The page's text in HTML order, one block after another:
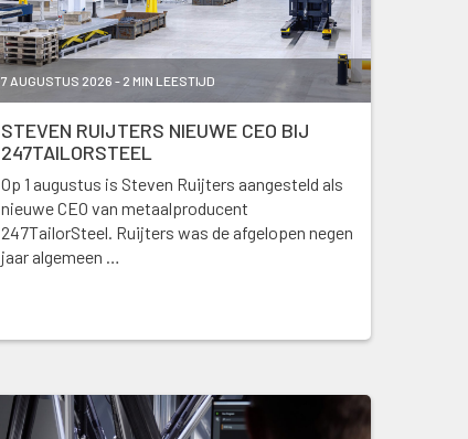
7 AUGUSTUS 2026 - 2 MIN LEESTIJD
STEVEN RUIJTERS NIEUWE CEO BIJ
247TAILORSTEEL
Op 1 augustus is Steven Ruijters aangesteld als
nieuwe CEO van metaalproducent
247TailorSteel. Ruijters was de afgelopen negen
jaar algemeen …